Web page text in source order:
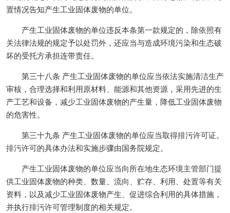
置情况告知产生工业固体废物的单位。
产生工业固体废物的单位违反本条第一款规定的，除依照有
关法律法规的规定予以处罚外，还应当与造成环境污染和生态破
坏的受托方承担连带责任。
第三十八条 产生工业固体废物的单位应当依法实施清洁生产
审核，合理选择和利用原材料、能源和其他资源，采用先进的生
产工艺和设备，减少工业固体废物的产生量，降低工业固体废物
的危害性。
第三十九条 产生工业固体废物的单位应当取得排污许可证。
排污许可的具体办法和实施步骤由国务院规定。
产生工业固体废物的单位应当向所在地生态环境主管部门提
供工业固体废物的种类、数量、流向、贮存、利用、处置等有关
资料，以及减少工业固体废物产生、促进综合利用的具体措施，
并执行排污许可管理制度的相关规定。